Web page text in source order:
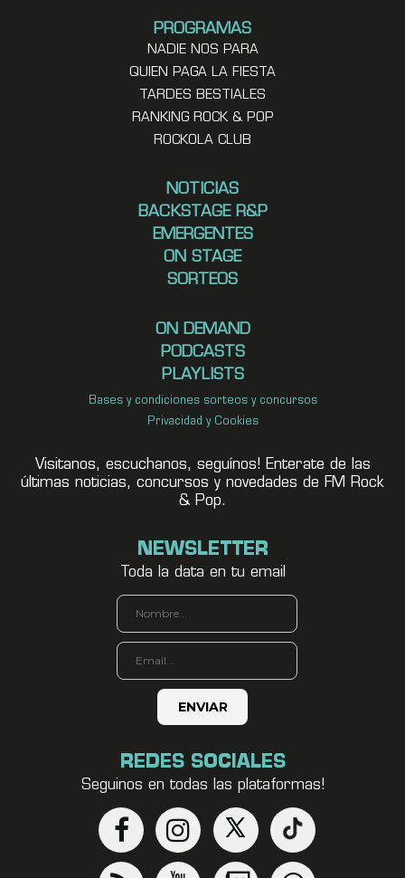
PROGRAMAS
NADIE NOS PARA
QUIEN PAGA LA FIESTA
TARDES BESTIALES
RANKING ROCK & POP
ROCKOLA CLUB
NOTICIAS
BACKSTAGE R&P
EMERGENTES
ON STAGE
SORTEOS
ON DEMAND
PODCASTS
PLAYLISTS
Bases y condiciones sorteos y concursos
Privacidad y Cookies
Visitanos, escuchanos, seguínos! Enterate de las
últimas noticias, concursos y novedades de FM Rock
& Pop.
NEWSLETTER
Toda la data en tu email
REDES SOCIALES
Seguinos en todas las plataformas!